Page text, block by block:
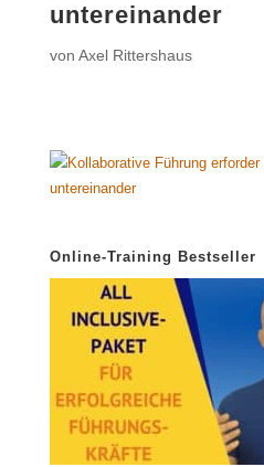
untereinander
von Axel Rittershaus
Online-Training Bestseller